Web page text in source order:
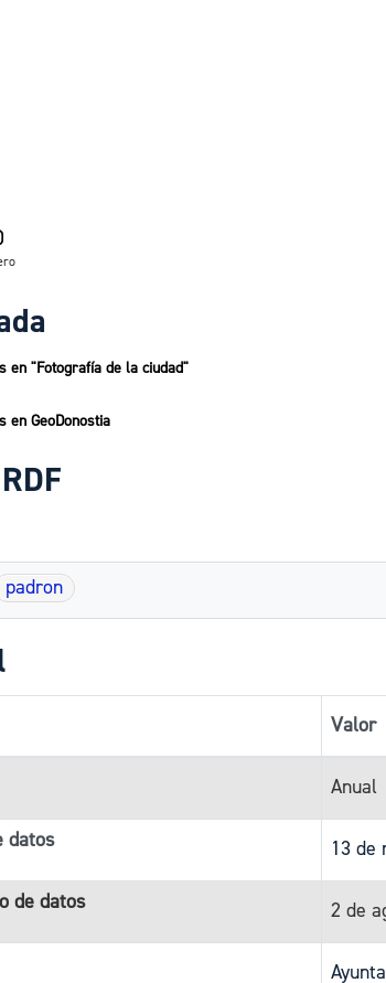
en "Fotografía de la ciudad"
en GeoDonostia
padron
Valor
Anual
datos 13 de
de datos 2 de